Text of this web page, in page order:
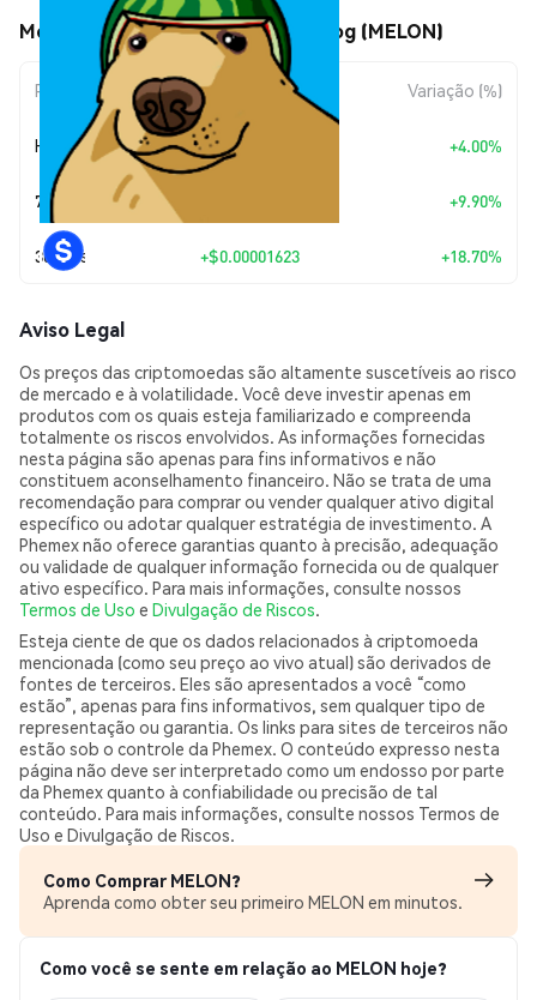
Movimentos de preço de Melon Dog (MELON)
Período Variação do Valor Variação (%)
Hoje +$0.00000396 +4.00%
7 Dias +9.90%
30 Dias +$0.00001623 +18.70%
Aviso Legal
Os preços das criptomoedas são altamente suscetíveis ao risco
de mercado e à volatilidade. Você deve investir apenas em
produtos com os quais esteja familiarizado e compreenda
totalmente os riscos envolvidos. As informações fornecidas
nesta página são apenas para fins informativos e não
constituem aconselhamento financeiro. Não se trata de uma
recomendação para comprar ou vender qualquer ativo digital
específico ou adotar qualquer estratégia de investimento. A
Phemex não oferece garantias quanto à precisão, adequação
ou validade de qualquer informação fornecida ou de qualquer
ativo específico. Para mais informações, consulte nossos
Termos de Uso e Divulgação de Riscos.
Esteja ciente de que os dados relacionados à criptomoeda
mencionada (como seu preço ao vivo atual) são derivados de
fontes de terceiros. Eles são apresentados a você “como
estão”, apenas para fins informativos, sem qualquer tipo de
representação ou garantia. Os links para sites de terceiros não
estão sob o controle da Phemex. O conteúdo expresso nesta
página não deve ser interpretado como um endosso por parte
da Phemex quanto à confiabilidade ou precisão de tal
conteúdo. Para mais informações, consulte nossos Termos de
Uso e Divulgação de Riscos.
Como Comprar MELON?
Aprenda como obter seu primeiro MELON em minutos.
Como você se sente em relação ao MELON hoje?